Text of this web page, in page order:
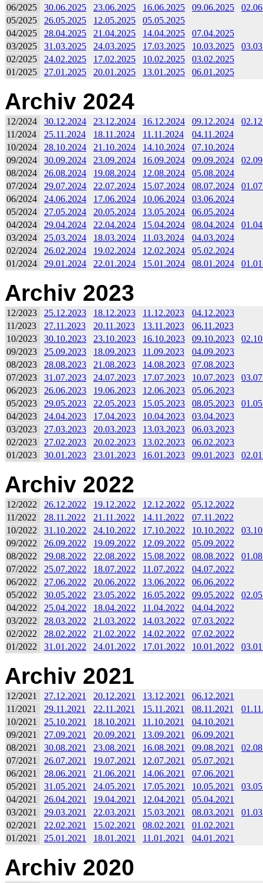
06/2025
30.06.2025 23.06.2025 16.06.2025 09.06.2025
05/2025
26.05.2025 12.05.2025
05.05.2025
04/2025
28.04.2025 21.04.2025 14.04.2025
07.04.2025
03/2025
31.03.2025 24.03.2025 17.03.2025 10.03.2025
02/2025
24.02.2025 17.02.2025 10.02.2025
03.02.2025
01/2025
27.01.2025 20.01.2025 13.01.2025 06.01.2025
Archiv 2024
12/2024 30.12.2024 23.12.2024 16.12.2024 09.12.2024
11/2024
25.11.2024 18.11.2024 11.11.2024
04.11.2024
10/2024
28.10.2024 21.10.2024 14.10.2024
07.10.2024
09/2024
30.09.2024 23.09.2024 16.09.2024 09.09.2024
08/2024
26.08.2024 19.08.2024 12.08.2024
05.08.2024
07/2024
29.07.2024 22.07.2024 15.07.2024 08.07.2024
06/2024
24.06.2024 17.06.2024 10.06.2024
03.06.2024
05/2024
27.05.2024 20.05.2024 13.05.2024
06.05.2024
04/2024
29.04.2024 22.04.2024 15.04.2024 08.04.2024
03/2024
25.03.2024 18.03.2024 11.03.2024
04.03.2024
02/2024
26.02.2024 19.02.2024 12.02.2024
05.02.2024
01/2024
29.01.2024 22.01.2024 15.01.2024 08.01.2024
Archiv 2023
12/2023 25.12.2023 18.12.2023 11.12.2023
04.12.2023
11/2023
27.11.2023 20.11.2023 13.11.2023
06.11.2023
10/2023
30.10.2023 23.10.2023 16.10.2023 09.10.2023
09/2023
25.09.2023 18.09.2023 11.09.2023
04.09.2023
08/2023
28.08.2023 21.08.2023 14.08.2023
07.08.2023
07/2023
31.07.2023 24.07.2023 17.07.2023 10.07.2023
06/2023
26.06.2023 19.06.2023 12.06.2023
05.06.2023
05/2023
29.05.2023 22.05.2023 15.05.2023 08.05.2023
04/2023
24.04.2023 17.04.2023 10.04.2023
03.04.2023
03/2023
27.03.2023 20.03.2023 13.03.2023
06.03.2023
02/2023
27.02.2023 20.02.2023 13.02.2023
06.02.2023
01/2023
30.01.2023 23.01.2023 16.01.2023 09.01.2023
Archiv 2022
12/2022 26.12.2022 19.12.2022 12.12.2022
05.12.2022
11/2022
28.11.2022 21.11.2022 14.11.2022
07.11.2022
10/2022
31.10.2022 24.10.2022 17.10.2022 10.10.2022
09/2022
26.09.2022 19.09.2022 12.09.2022
05.09.2022
08/2022
29.08.2022 22.08.2022 15.08.2022 08.08.2022
07/2022
25.07.2022 18.07.2022 11.07.2022
04.07.2022
06/2022
27.06.2022 20.06.2022 13.06.2022
06.06.2022
05/2022
30.05.2022 23.05.2022 16.05.2022 09.05.2022
04/2022
25.04.2022 18.04.2022 11.04.2022
04.04.2022
03/2022
28.03.2022 21.03.2022 14.03.2022
07.03.2022
02/2022
28.02.2022 21.02.2022 14.02.2022
07.02.2022
01/2022
31.01.2022 24.01.2022 17.01.2022 10.01.2022
Archiv 2021
12/2021 27.12.2021 20.12.2021 13.12.2021
06.12.2021
11/2021
29.11.2021 22.11.2021 15.11.2021 08.11.2021
10/2021
25.10.2021 18.10.2021 11.10.2021
04.10.2021
09/2021
27.09.2021 20.09.2021 13.09.2021
06.09.2021
08/2021
30.08.2021 23.08.2021 16.08.2021 09.08.2021
07/2021
26.07.2021 19.07.2021 12.07.2021
05.07.2021
06/2021
28.06.2021 21.06.2021 14.06.2021
07.06.2021
05/2021
31.05.2021 24.05.2021 17.05.2021 10.05.2021
04/2021
26.04.2021 19.04.2021 12.04.2021
05.04.2021
03/2021
29.03.2021 22.03.2021 15.03.2021 08.03.2021
02/2021
22.02.2021 15.02.2021 08.02.2021
01.02.2021
01/2021
25.01.2021 18.01.2021 11.01.2021 04.01.2021
Archiv 2020